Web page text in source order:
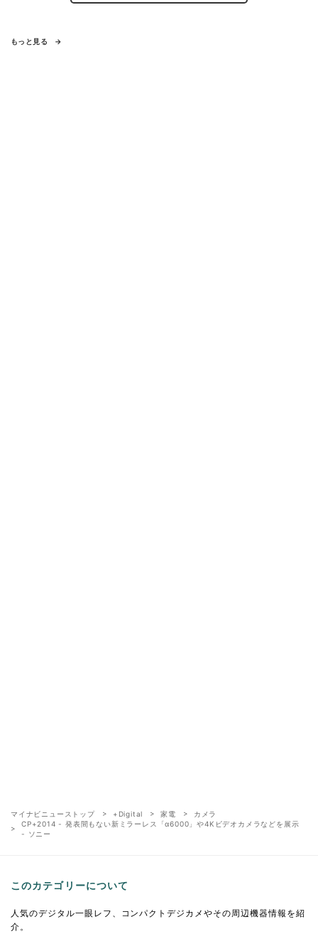
もっと見る
マイナビニューストップ +Digital 家電
カメラ
CP+2014 - 発表間もない新ミラーレス「α6000」や4Kビデオカメラなどを展示
- ソニー
このカテゴリーについて
人気のデジタル一眼レフ、コンパクトデジカメやその周辺機器情報を紹
介。